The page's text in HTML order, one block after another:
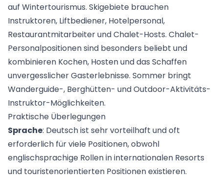
auf Wintertourismus. Skigebiete brauchen
Instruktoren, Liftbediener, Hotelpersonal,
Restaurantmitarbeiter und Chalet-Hosts. Chalet-
Personalpositionen sind besonders beliebt und
kombinieren Kochen, Hosten und das Schaffen
unvergesslicher Gasterlebnisse. Sommer bringt
Wanderguide-, Berghütten- und Outdoor-Aktivitäts-
Instruktor-Möglichkeiten.
Praktische Überlegungen
Sprache: Deutsch ist sehr vorteilhaft und oft
erforderlich für viele Positionen, obwohl
englischsprachige Rollen in internationalen Resorts
und touristenorientierten Positionen existieren.